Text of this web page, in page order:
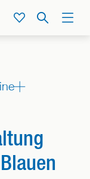
Menü
Suche
Service
Zeige
dieser
Beitrag
zugeordnet